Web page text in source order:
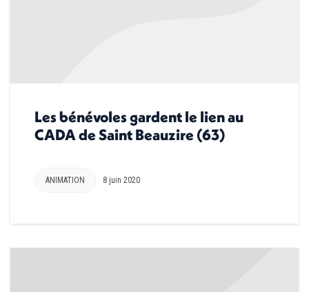
Les bénévoles gardent le lien au
CADA de Saint Beauzire (63)
ANIMATION 8 juin 2020